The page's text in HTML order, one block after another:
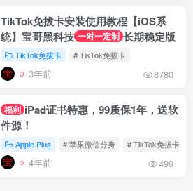
TikTok免拔卡安装使用教程【iOS系
统】宝哥黑科技 一对一定制 长期稳定版
TikTok免拔卡 # TikTok免拔卡
3年前 8780
福利 iPad证书特惠，99质保1年，送软
件源！
Apple Plus # 苹果微信分身 # TikTok免拔卡
4年前 499